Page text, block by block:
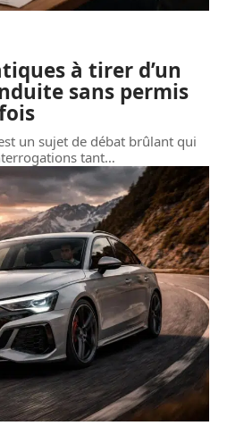
à tirer d’un
sans permis
un sujet de débat brûlant qui
tant…